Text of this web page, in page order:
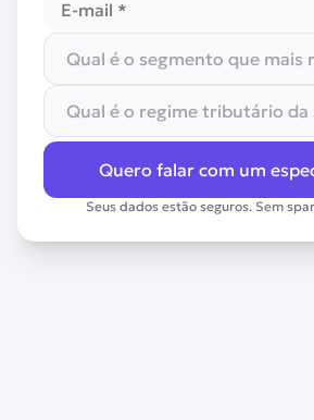
Quero falar com um
Seus dados estão seguros. Sem